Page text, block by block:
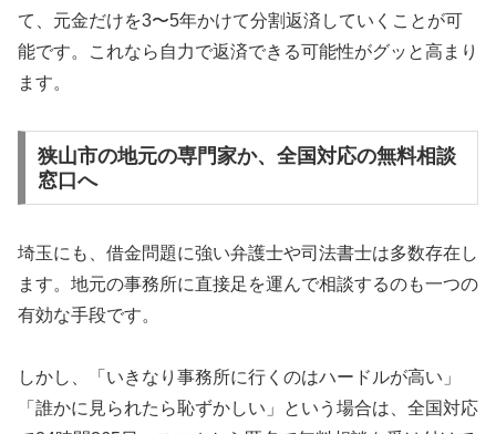
て、元金だけを3〜5年かけて分割返済していくことが可
能です。これなら自力で返済できる可能性がグッと高まり
ます。
狭山市の地元の専門家か、全国対応の無料相談
窓口へ
埼玉にも、借金問題に強い弁護士や司法書士は多数存在し
ます。地元の事務所に直接足を運んで相談するのも一つの
有効な手段です。
しかし、「いきなり事務所に行くのはハードルが高い」
「誰かに見られたら恥ずかしい」という場合は、全国対応